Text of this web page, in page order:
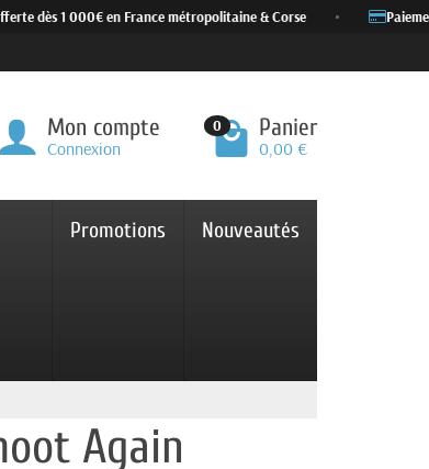
dès 1 000€ en France métropolitaine & Corse
Mon compte
Connexion
0 Panier
0,00 €
Promotions Nouveautés
Again